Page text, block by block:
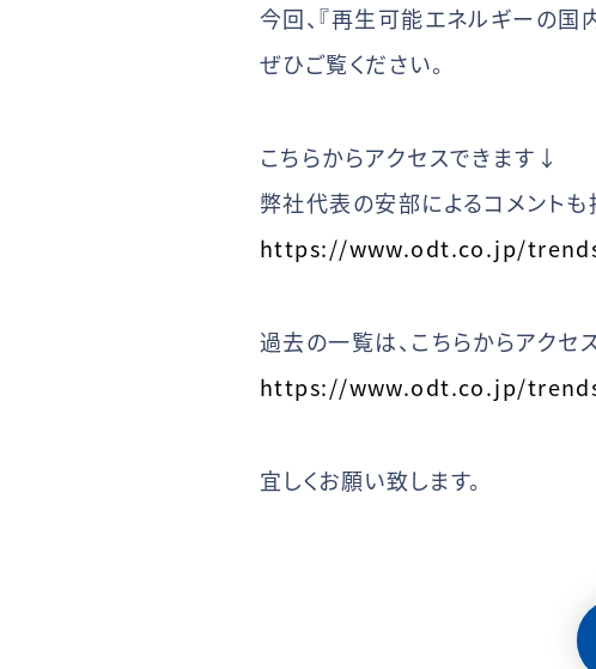
今回、『再生可能エネルギーの国
ぜひご覧ください。
こちらからアクセスできます↓
弊社代表の安部によるコメントも
https://www.odt.co.jp/
過去の一覧は、こちらからアクセ
https://www.odt.co.jp/
宜しくお願い致します。